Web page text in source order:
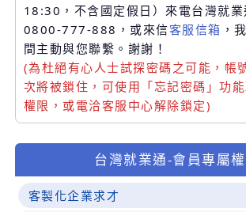
18:30，不含國定假日）來電台灣就業
0800-777-888，或來信客服信箱 ，
間主動與您聯繫。謝謝！
(為杜絕有心人士試探密碼之可能，帳
次將被鎖住，可使用「忘記密碼」功
權限，或電洽客服中心解除鎖定)
台灣就業通-會員專屬
客製化企業求才